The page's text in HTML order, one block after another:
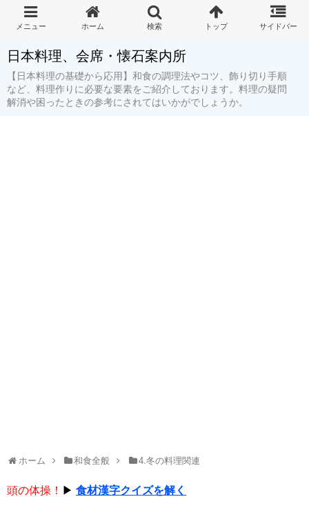
日本料理、会席・懐石案内所
【日本料理の基礎から応用】和食の調理法やコツ、飾り切り手順
など、料理作りに必要な要素をご紹介しております。料理の疑問
解消や困ったときの参考にされてはいかがでしょうか。
ホーム 和食全般 4.冬の料理関連
頭の体操！ ▶ 食材漢字クイズを解く